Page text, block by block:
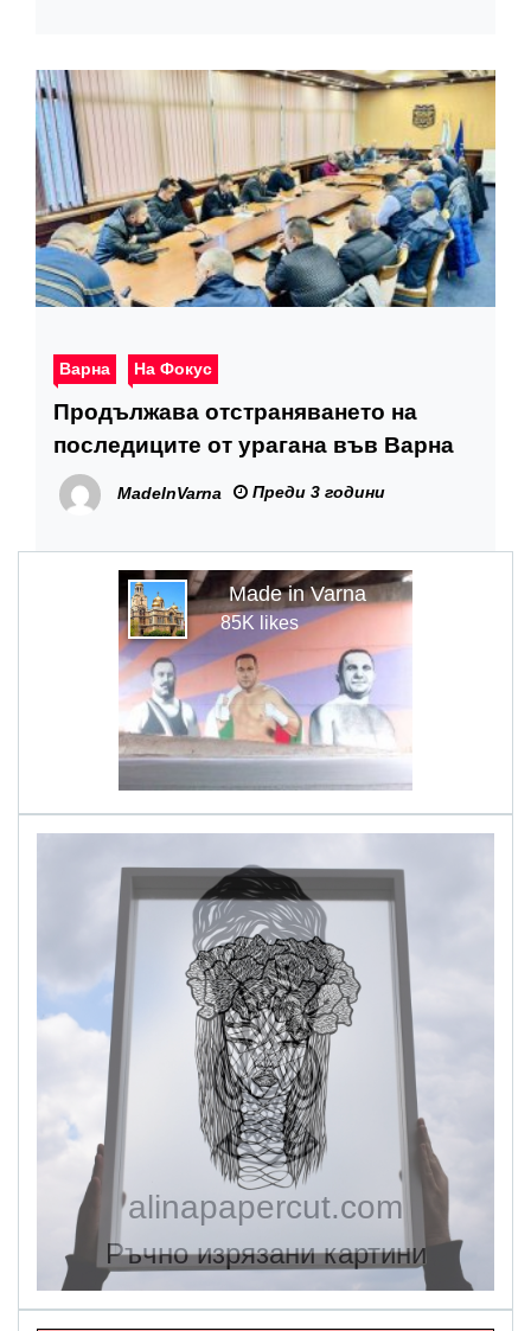
Варна На Фокус
Продължава отстраняването на
последиците от урагана във Варна
MadeInVarna Преди 3 години
Made in Varna
85K likes
alinapapercut.com
Ръчно изрязани картини